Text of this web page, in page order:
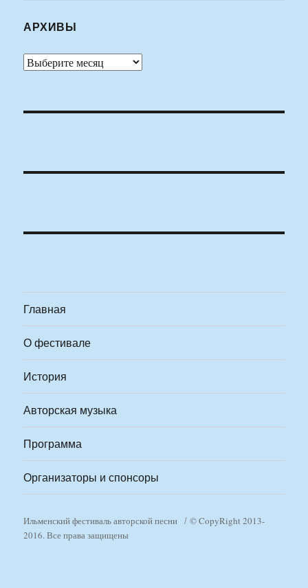
АРХИВЫ
Архивы
Главная
О фестивале
История
Авторская музыка
Программа
Организаторы и спонсоры
Ильменский фестиваль авторской песни
© CopyRight 2013-
2016. Все права защищены